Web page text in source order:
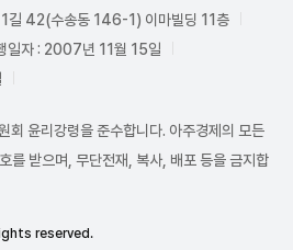
1길 42(수송동 146-1) 이마빌딩 11층
일자 : 2007년 11월 15일
회 윤리강령을 준수합니다. 아주경제의 모든
를 받으며, 무단전재, 복사, 배포 등을 금지합
reserved.